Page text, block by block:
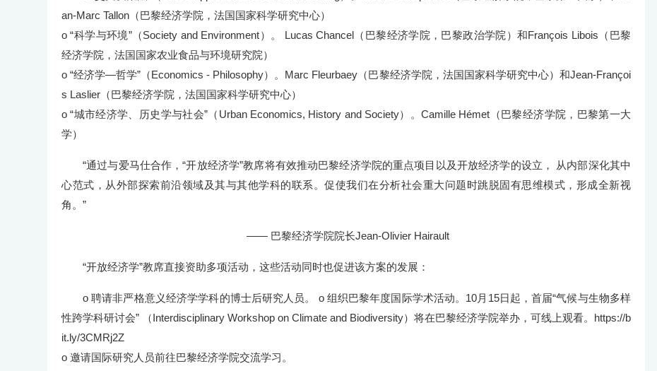
an-Marc Tallon（巴黎经济学院，法国国家科学研究中心）
o “科学与环境”（Society and Environment）。 Lucas Chancel（巴黎经济学院，巴黎政治学院）和François Libois（巴黎
经济学院，法国国家农业食品与环境研究院）
o “经济学—哲学”（Economics - Philosophy）。Marc Fleurbaey（巴黎经济学院，法国国家科学研究中心）和Jean-Françoi
s Laslier（巴黎经济学院，法国国家科学研究中心）
o “城市经济学、历史学与社会”（Urban Economics, History and Society）。Camille Hémet（巴黎经济学院，巴黎第一大
学）
“通过与爱马仕合作，“开放经济学”教席将有效推动巴黎经济学院的重点项目以及开放经济学的设立， 从内部深化其中
心范式，从外部探索前沿领域及其与其他学科的联系。促使我们在分析社会重大问题时跳脱固有思维模式，形成全新视
角。”
—— 巴黎经济学院院长Jean-Olivier Hairault
“开放经济学”教席直接资助多项活动，这些活动同时也促进该方案的发展：
o 聘请非严格意义经济学学科的博士后研究人员。 o 组织巴黎年度国际学术活动。10月15日起，首届“气候与生物多样
性跨学科研讨会” （Interdisciplinary Workshop on Climate and Biodiversity）将在巴黎经济学院举办，可线上观看。https://b
it.ly/3CMRj2Z
o 邀请国际研究人员前往巴黎经济学院交流学习。